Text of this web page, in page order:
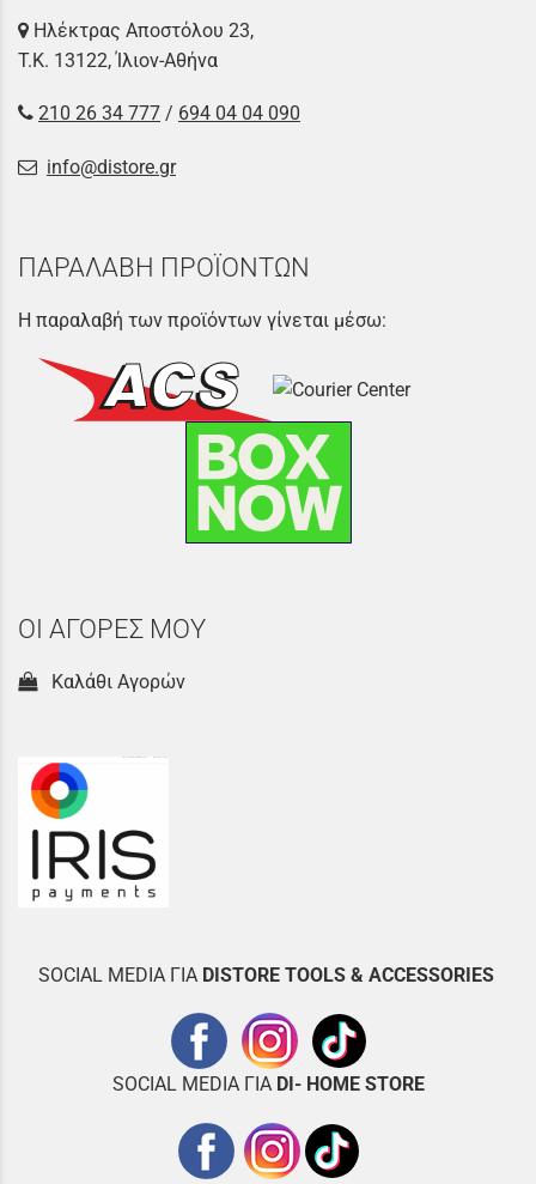
Ηλέκτρας Αποστόλου 23,
Τ.Κ. 13122, Ίλιον-Αθήνα
210 26 34 777 / 694 04 04 090
info@distore.gr
ΠΑΡΑΛΑΒΗ ΠΡΟΪΟΝΤΩΝ
Η παραλαβή των προϊόντων γίνεται μέσω:
ΟΙ ΑΓΟΡΕΣ ΜΟΥ
Καλάθι Αγορών
SOCIAL MEDIA ΓΙΑ DISTORE TOOLS & ACCESSORIES
SOCIAL MEDIA ΓΙΑ DI- HOME STORE